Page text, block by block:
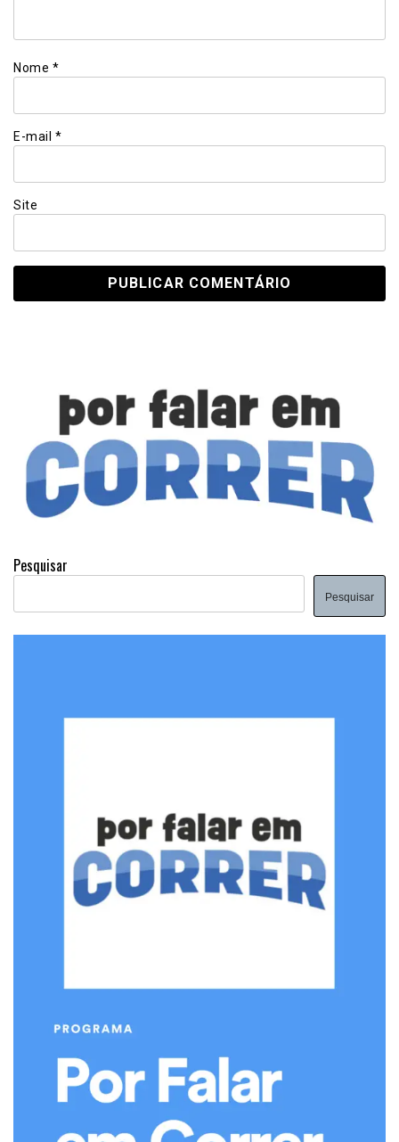
Nome *
E-mail *
Site
Pesquisar
Pesquisar